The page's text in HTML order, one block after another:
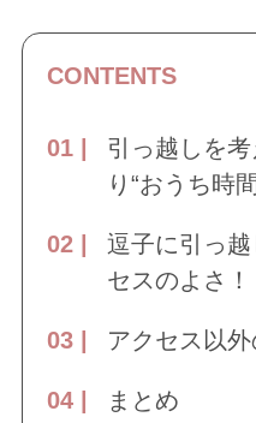
CONTENTS
引っ越しを
り“おうち時
逗子に引っ
セスのよさ！
アクセス以
まとめ